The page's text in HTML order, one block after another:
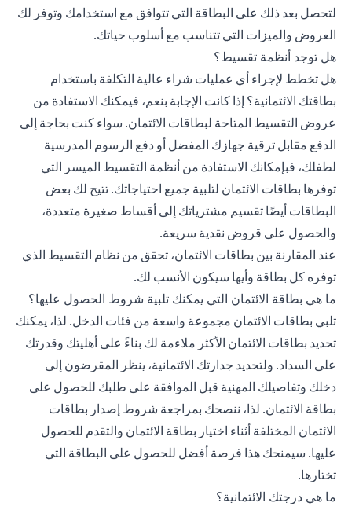
لتحصل بعد ذلك على البطاقة التي تتوافق مع استخدامك وتوفر لك
العروض والميزات التي تتناسب مع أسلوب حياتك.
هل توجد أنظمة تقسيط؟
هل تخطط لإجراء أي عمليات شراء عالية التكلفة باستخدام
بطاقتك الائتمانية؟ إذا كانت الإجابة بنعم، فيمكنك الاستفادة من
عروض التقسيط المتاحة لبطاقات الائتمان. سواء كنت بحاجة إلى
الدفع مقابل ترقية جهازك المفضل أو دفع الرسوم المدرسية
لطفلك، فبإمكانك الاستفادة من أنظمة التقسيط الميسر التي
توفرها بطاقات الائتمان لتلبية جميع احتياجاتك. تتيح لك بعض
البطاقات أيضًا تقسيم مشترياتك إلى أقساط صغيرة متعددة،
والحصول على قروض نقدية سريعة.
عند المقارنة بين بطاقات الائتمان، تحقق من نظام التقسيط الذي
توفره كل بطاقة وأيها سيكون الأنسب لك.
ما هي بطاقة الائتمان التي يمكنك تلبية شروط الحصول عليها؟
تلبي بطاقات الائتمان مجموعة واسعة من فئات الدخل. لذا، يمكنك
تحديد بطاقات الائتمان الأكثر ملاءمة لك بناءً على أهليتك وقدرتك
على السداد. ولتحديد جدارتك الائتمانية، ينظر المقرضون إلى
دخلك وتفاصيلك المهنية قبل الموافقة على طلبك للحصول على
بطاقة الائتمان. لذا، ننصحك بمراجعة شروط إصدار بطاقات
الائتمان المختلفة أثناء اختيار بطاقة الائتمان والتقدم للحصول
عليها. سيمنحك هذا فرصة أفضل للحصول على البطاقة التي
تختارها.
ما هي درجتك الائتمانية؟